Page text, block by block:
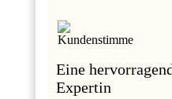
Eine
Expertin